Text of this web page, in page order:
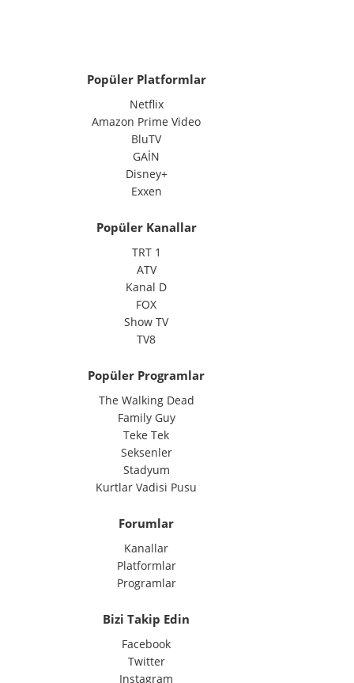
Popüler Platformlar
Netflix
Amazon Prime Video
BluTV
GAİN
Disney+
Exxen
Popüler Kanallar
TRT 1
ATV
Kanal D
FOX
Show TV
TV8
Popüler Programlar
The Walking Dead
Family Guy
Teke Tek
Seksenler
Stadyum
Kurtlar Vadisi Pusu
Forumlar
Kanallar
Platformlar
Programlar
Bizi Takip Edin
Facebook
Twitter
Instagram